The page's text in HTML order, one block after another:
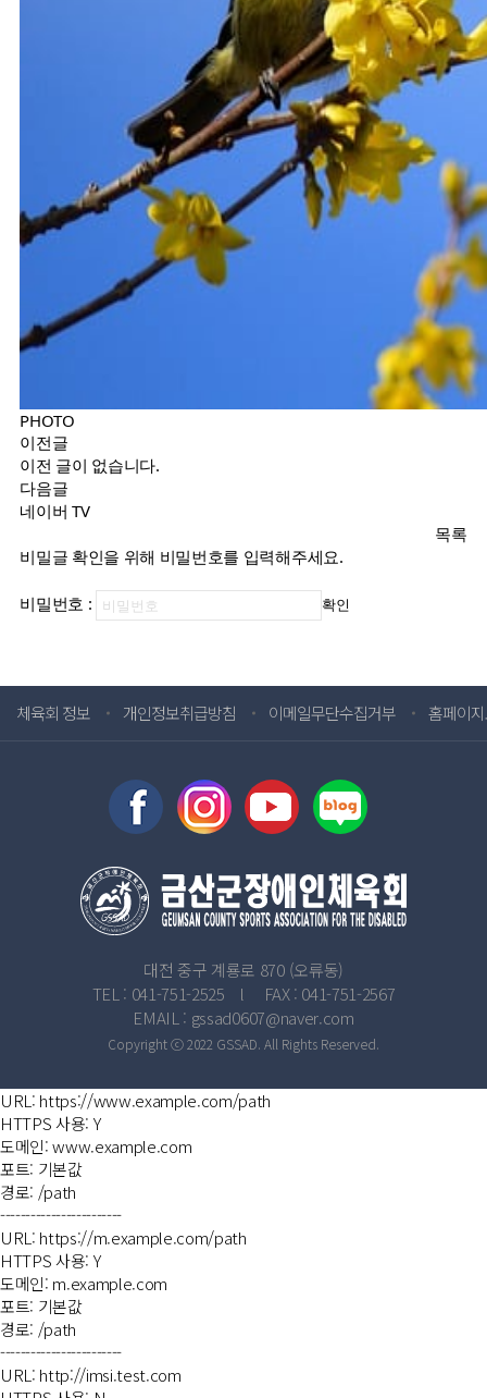
PHOTO
이전글
이전 글이 없습니다.
다음글
네이버 TV
목록
비밀글 확인을 위해 비밀번호를 입력해주세요.
비밀번호 : 확인
체육회 정보 개인정보취급방침 이메일무단수집거부 홈페이
대전 중구 계룡로 870 (오류동)
TEL : 041-751-2525 l FAX : 041-751-2567
EMAIL : gssad0607@naver.com
Copyright ⓒ 2022 GSSAD. All Rights Reserved.
URL: https://www.example.com/path
HTTPS 사용: Y
도메인: www.example.com
포트: 기본값
경로: /path
------------------------
URL: https://m.example.com/path
HTTPS 사용: Y
도메인: m.example.com
포트: 기본값
경로: /path
------------------------
URL: http://imsi.test.com